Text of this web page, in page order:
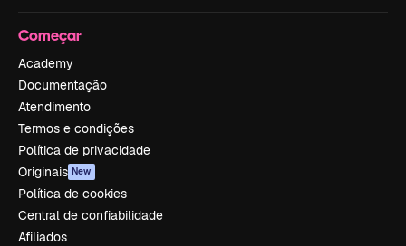
Começar
Academy
Documentação
Atendimento
Termos e condições
Política de privacidade
Originais New
Política de cookies
Central de confiabilidade
Afiliados